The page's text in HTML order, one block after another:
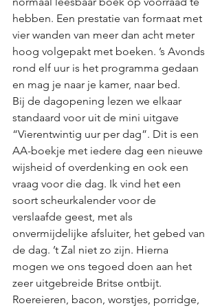
hebben. Een prestatie van formaat met
vier wanden van meer dan acht meter
hoog volgepakt met boeken. ’s Avonds
rond elf uur is het programma gedaan
en mag je naar je kamer, naar bed.
Bij de dagopening lezen we elkaar
standaard voor uit de mini uitgave
“Vierentwintig uur per dag”. Dit is een
AA-boekje met iedere dag een nieuwe
wijsheid of overdenking en ook een
vraag voor die dag. Ik vind het een
soort scheurkalender voor de
verslaafde geest, met als
onvermijdelijke afsluiter, het gebed van
de dag. ’t Zal niet zo zijn. Hierna
mogen we ons tegoed doen aan het
zeer uitgebreide Britse ontbijt.
Roereieren, bacon, worstjes, porridge,